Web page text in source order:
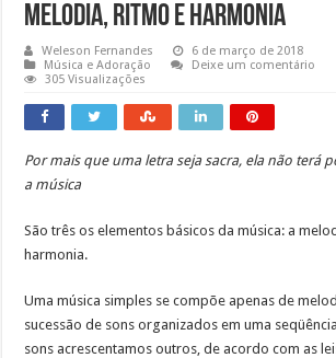
Melodia, Ritmo e Harmonia
Weleson Fernandes
6 de março de 2018
Música e Adoração
Deixe um comentário
305 Visualizações
Por mais que uma letra seja sacra, ela não terá
a música
São três os elementos básicos da música: a
harmonia.
Uma música simples se compõe apenas de
sucessão de sons organizados em uma
sons acrescentamos outros, de acordo com as